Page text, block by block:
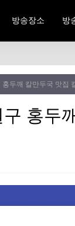
방송장소 방
두깨 칼만두국 맛집
홍두